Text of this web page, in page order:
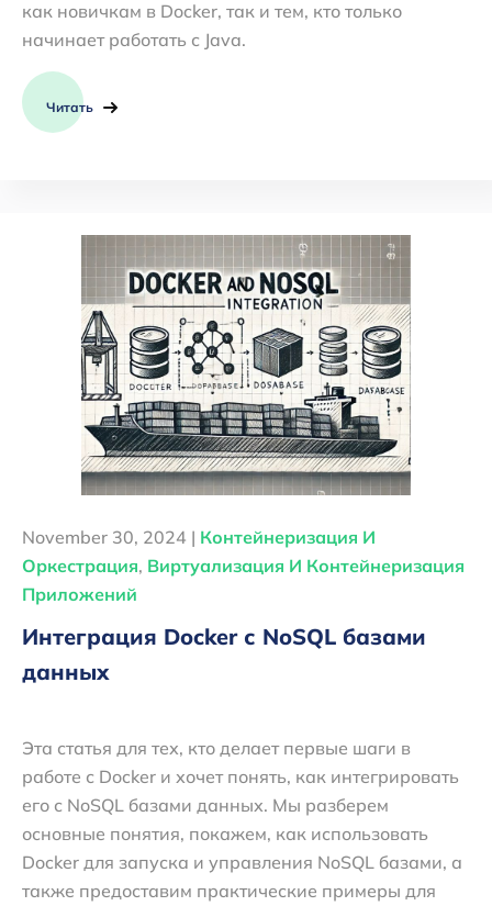
как новичкам в Docker, так и тем, кто только
начинает работать с Java.
Читать
November 30, 2024 | Контейнеризация И
Оркестрация, Виртуализация И Контейнеризация
Приложений
Интеграция Docker с NoSQL базами
данных
Эта статья для тех, кто делает первые шаги в
работе с Docker и хочет понять, как интегрировать
его с NoSQL базами данных. Мы разберем
основные понятия, покажем, как использовать
Docker для запуска и управления NoSQL базами, а
также предоставим практические примеры для